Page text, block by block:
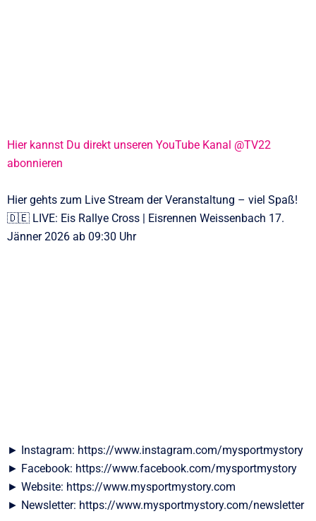
Hier kannst Du direkt unseren YouTube Kanal @TV22
abonnieren
Hier gehts zum Live Stream der Veranstaltung – viel Spaß!
🇩🇪 LIVE: Eis Rallye Cross | Eisrennen Weissenbach 17.
Jänner 2026 ab 09:30 Uhr
► Instagram: https://www.instagram.com/mysportmystory
► Facebook: https://www.facebook.com/mysportmystory
► Website: https://www.mysportmystory.com
► Newsletter: https://www.mysportmystory.com/newsletter